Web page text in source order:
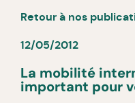
Retour à nos
12/05/2012
La mobilité
important pour